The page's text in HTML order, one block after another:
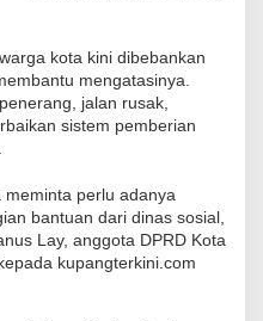
kota kini dibebankan
mengatasinya.
jalan rusak,
sistem pemberian
meminta perlu adanya
bantuan dari dinas sosial,
Lay, anggota DPRD Kota
kupangterkini.com